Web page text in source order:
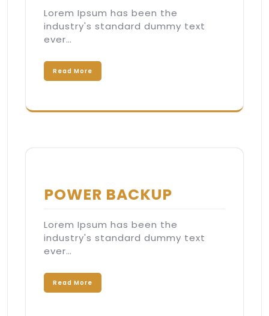
Lorem Ipsum has been the
industry's standard dummy text
ever…
Read More
POWER BACKUP
Lorem Ipsum has been the
industry's standard dummy text
ever…
Read More